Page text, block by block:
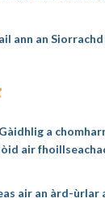
ann an
a
air
air an àrd-ùrlar